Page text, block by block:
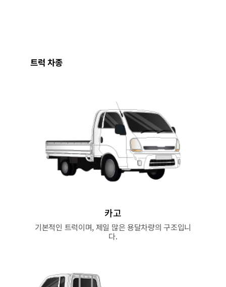
트럭 차종
카고
기본적인 트럭이며, 제일 많은 용달차량의 구조입니
다.